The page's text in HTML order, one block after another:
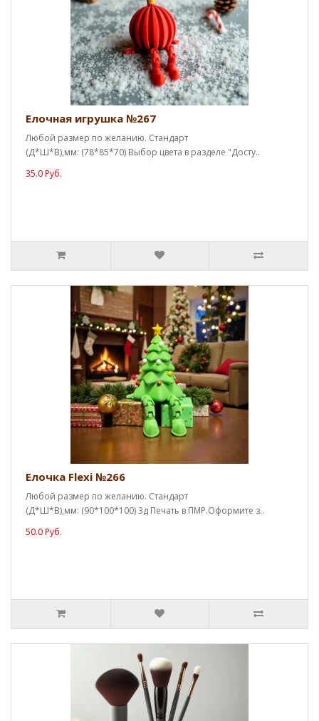
Елочная игрушка №267
Любой размер по желанию. Стандарт
(Д*Ш*В),мм: (78*85*70) Выбор цвета в разделе "Досту..
35.0 Руб.
Елочка Flexi №266
Любой размер по желанию. Стандарт
(Д*Ш*В),мм: (90*100*100) 3д Печать в ПМР.Оформите з..
50.0 Руб.